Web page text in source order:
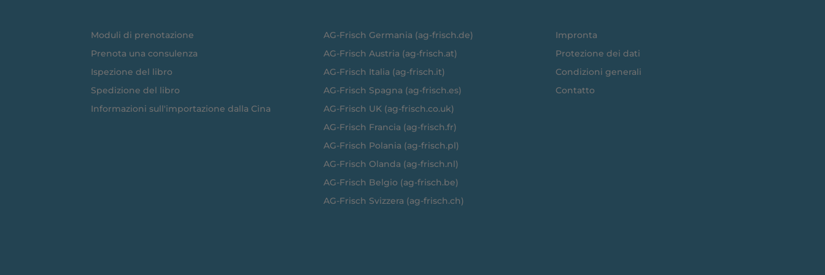
Moduli di prenotazione
Prenota una consulenza
Ispezione del libro
Spedizione del libro
Informazioni sull'importazione dalla Cina
AG-Frisch Germania (ag-frisch.de)
AG-Frisch Austria (ag-frisch.at)
AG-Frisch Italia (ag-frisch.it)
AG-Frisch Spagna (ag-frisch.es)
AG-Frisch UK (ag-frisch.co.uk)
AG-Frisch Francia (ag-frisch.fr)
AG-Frisch Polania (ag-frisch.pl)
AG-Frisch Olanda (ag-frisch.nl)
AG-Frisch Belgio (ag-frisch.be)
AG-Frisch Svizzera (ag-frisch.ch)
Impronta
Protezione dei dati
Condizioni generali
Contatto